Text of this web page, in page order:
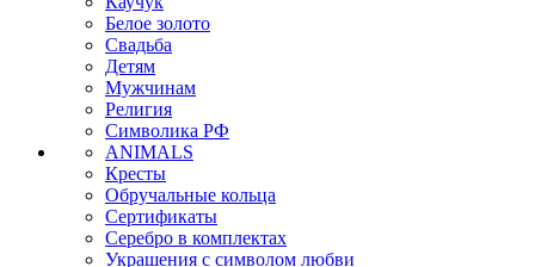
Белое золото
Свадьба
Детям
Мужчинам
Религия
Символика РФ
ANIMALS
Кресты
Обручальные кольца
Сертификаты
Серебро в комплектах
Украшения с символом любви